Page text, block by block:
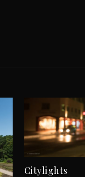
Citylights